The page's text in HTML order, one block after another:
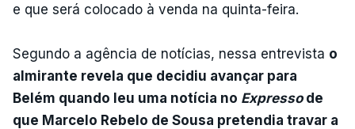
e que será colocado à venda na quinta-feira.
Segundo a agência de notícias, nessa entrevista o
almirante revela que decidiu avançar para
Belém quando leu uma notícia no Expresso de
que Marcelo Rebelo de Sousa pretendia travar a